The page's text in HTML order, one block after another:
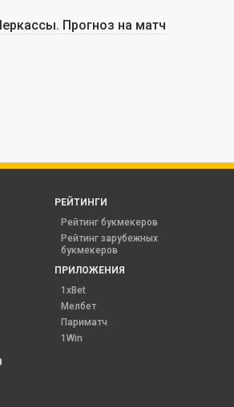
Прогноз на матч
РЕЙТИНГИ
Рейтинг букмекеров
Рейтинг зарубежных
букмекеров
ПРИЛОЖЕНИЯ
1xBet
Мелбет
Париматч
1Win